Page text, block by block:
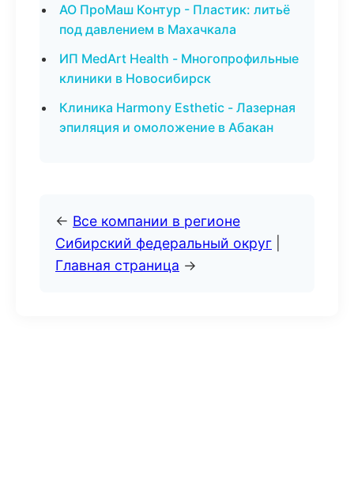
АО ПроМаш Контур - Пластик: литьё
под давлением в Махачкала
ИП MedArt Health - Многопрофильные
клиники в Новосибирск
Клиника Harmony Esthetic - Лазерная
эпиляция и омоложение в Абакан
← Все компании в регионе
Сибирский федеральный округ
Главная страница →